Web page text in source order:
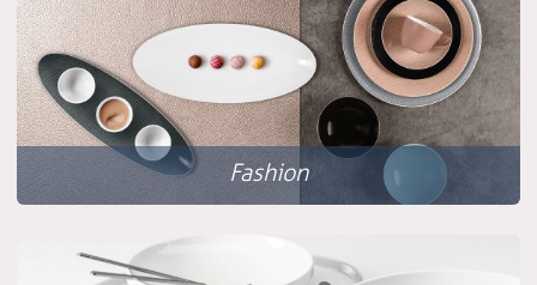
Fashion